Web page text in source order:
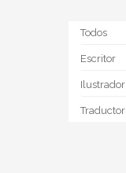
Todos
Escritor
Ilustrador
Traductor